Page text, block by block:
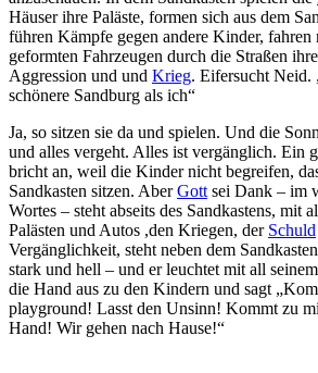
Häuser ihre Paläste, formen sich aus dem
führen Kämpfe gegen andere Kinder, fahren
geformten Fahrzeugen durch die Straßen
Aggression und und Krieg. Eifersucht Neid.
schönere Sandburg als ich“
Ja, so sitzen sie da und spielen. Und die
und alles vergeht. Alles ist vergänglich. Ein
bricht an, weil die Kinder nicht begreifen,
Sandkasten sitzen. AberGott sei Dank – im
Wortes – steht abseits des Sandkastens, mit
Palästen und Autos ,den Kriegen, der Schuld
Vergänglichkeit, steht neben dem
stark und hell – und er leuchtet mit all seinem
die Hand aus zu den Kindern und sagt
playground! Lasst den Unsinn! Kommt zu
Hand! Wir gehen nach Hause!“